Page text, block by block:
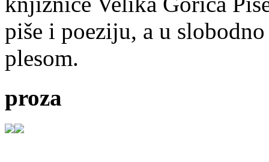
piše i poeziju, a u
plesom.
proza